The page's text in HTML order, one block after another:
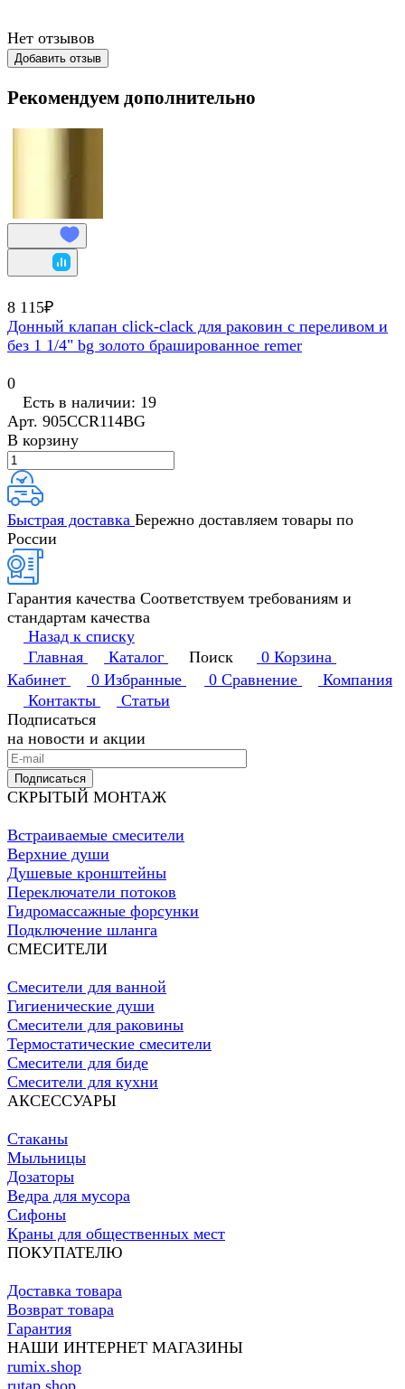
Нет отзывов
Добавить отзыв
Рекомендуем дополнительно
8 115₽
Донный клапан click-clack для раковин с переливом и
без 1 1/4" bg золото брашированное remer
0
Есть в наличии: 19
Арт. 905CCR114BG
В корзину
Быстрая доставка Бережно доставляем товары по
России
Гарантия качества Соответствуем требованиям и
стандартам качества
Назад к списку
Главная
Каталог Поиск 0 Корзина
Кабинет
0 Избранные 0 Сравнение
Компания
Контакты
Статьи
Подписаться
на новости и акции
Подписаться
СКРЫТЫЙ МОНТАЖ
Встраиваемые смесители
Верхние души
Душевые кронштейны
Переключатели потоков
Гидромассажные форсунки
Подключение шланга
СМЕСИТЕЛИ
Смесители для ванной
Гигиенические души
Смесители для раковины
Термостатические смесители
Смесители для биде
Смесители для кухни
АКСЕССУАРЫ
Стаканы
Мыльницы
Дозаторы
Ведра для мусора
Сифоны
Краны для общественных мест
ПОКУПАТЕЛЮ
Доставка товара
Возврат товара
Гарантия
НАШИ ИНТЕРНЕТ МАГАЗИНЫ
rumix.shop